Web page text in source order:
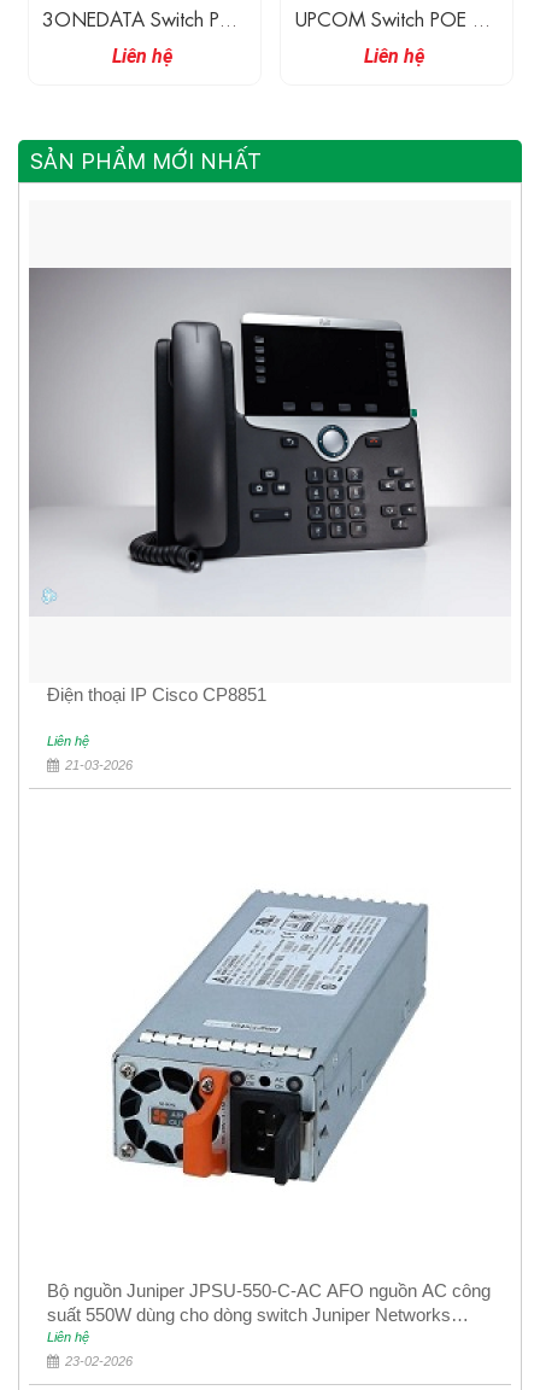
3ONEDATA Switch POE
Công Nghiệp Có Quản
Lí 24 Cổng Gigabit
Liên hệ
UPCOM Switch POE 24
Cổng Ethernet POE
Gigabit + 2 Cổng
Liên hệ
SẢN PHẨM MỚI NHẤT
Điện thoại IP Cisco CP8851
Liên hệ
21-03-2026
Bộ nguồn Juniper JPSU-550-C-AC AFO nguồn AC công
suất 550W dùng cho dòng switch Juniper Networks
EX4400
Liên hệ
23-02-2026